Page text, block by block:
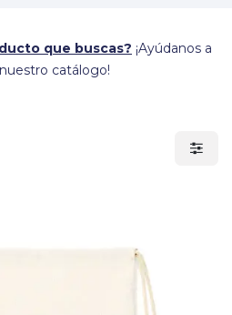
que buscas? ¡Ayúdanos a
catálogo!